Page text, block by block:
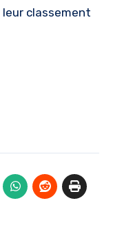
classement